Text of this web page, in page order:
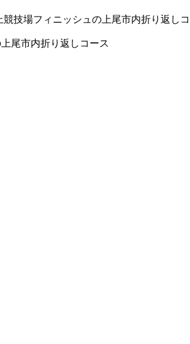
技場フィニッシュの上尾市内折り返し
尾市内折り返しコース